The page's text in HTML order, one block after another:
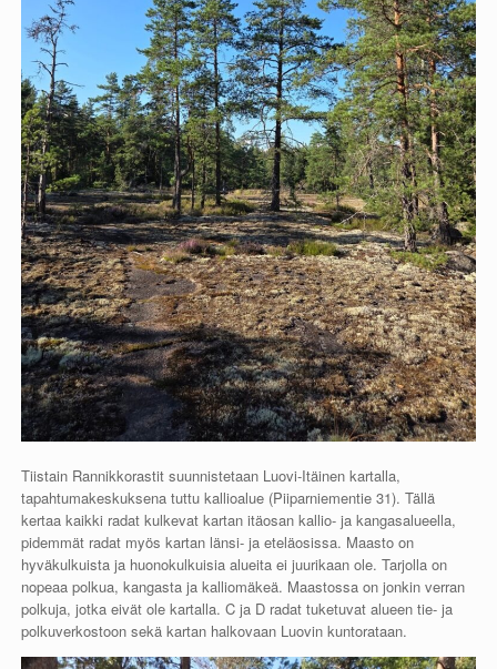
Tiistain Rannikkorastit suunnistetaan Luovi-Itäinen kartalla,
tapahtumakeskuksena tuttu kallioalue (Piiparniementie 31). Tällä
kertaa kaikki radat kulkevat kartan itäosan kallio- ja kangasalueella,
pidemmät radat myös kartan länsi- ja eteläosissa. Maasto on
hyväkulkuista ja huonokulkuisia alueita ei juurikaan ole. Tarjolla on
nopeaa polkua, kangasta ja kalliomäkeä. Maastossa on jonkin verran
polkuja, jotka eivät ole kartalla. C ja D radat tuketuvat alueen tie- ja
polkuverkostoon sekä kartan halkovaan Luovin kuntorataan.